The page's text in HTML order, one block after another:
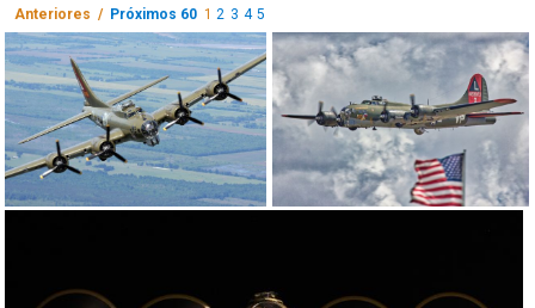
Anteriores / Próximos 60 1 2 3 4 5